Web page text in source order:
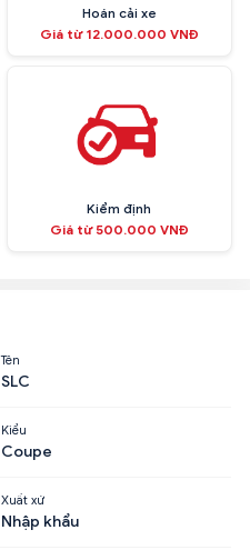
Hoán cải xe
Giá từ 12.000.000 VNĐ
Kiểm định
Giá từ 500.000 VNĐ
Tên
SLC
Kiểu
Coupe
Xuất xứ
Nhập khẩu